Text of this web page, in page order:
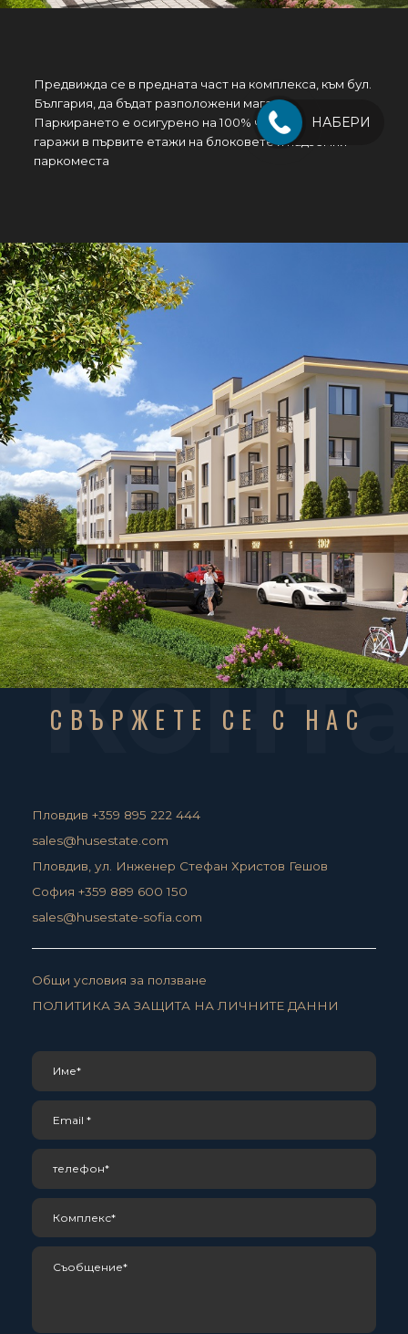
Предвижда се в предната част на комплекса, към бул.
България, да бъдат разположени магазини .
Паркирането е осигурено на 100% чрез надземни
гаражи в първите етажи на блоковете и надземни
паркоместа
СВЪРЖЕТЕ СЕ С НАС
Пловдив +359 895 222 444
sales@husestate.com
Пловдив, ул. Инженер Стефан Христов Гешов
София +359 889 600 150
sales@husestate-sofia.com
Общи условия за ползване
ПОЛИТИКА ЗА ЗАЩИТА НА ЛИЧНИТЕ ДАННИ
НАБЕРИ